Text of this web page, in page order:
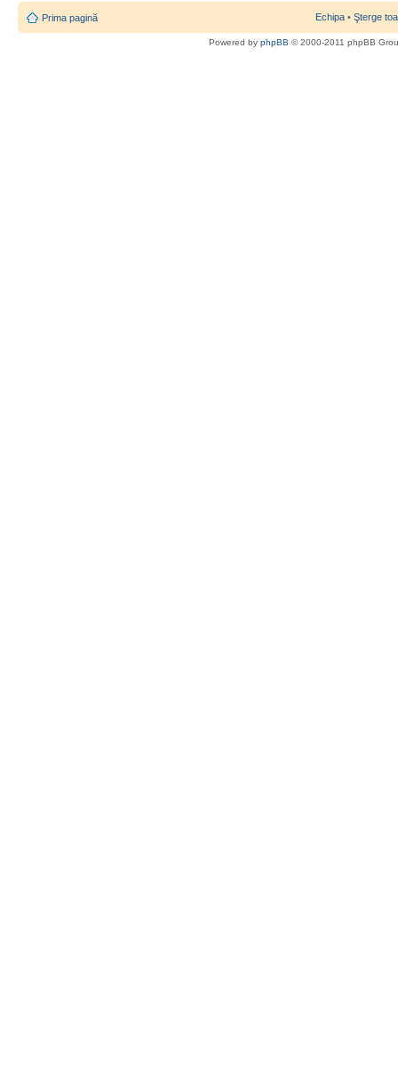
Prima pagină Echipa • Şterge
Powered by phpBB © 2000-2011 phpBB